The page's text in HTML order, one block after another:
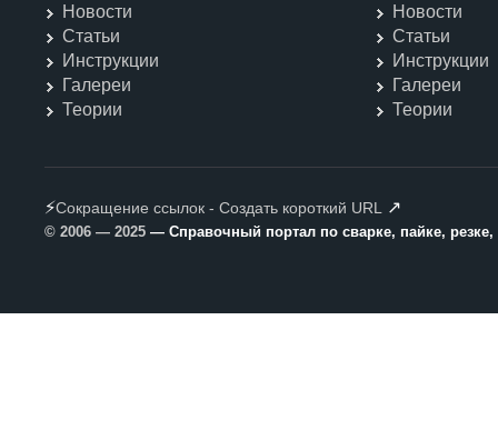
Новости
Статьи
Инструкции
Галереи
Теории
Новости
Статьи
Инструкции
Галереи
Теории
⚡Сокращение ссылок - Создать короткий URL ↗
© 2006 — 2025 — Справочный портал по сварке, пайке,